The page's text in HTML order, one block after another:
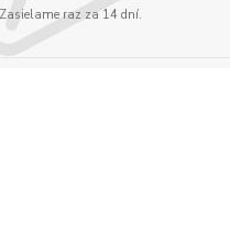
raz za 14 dní.